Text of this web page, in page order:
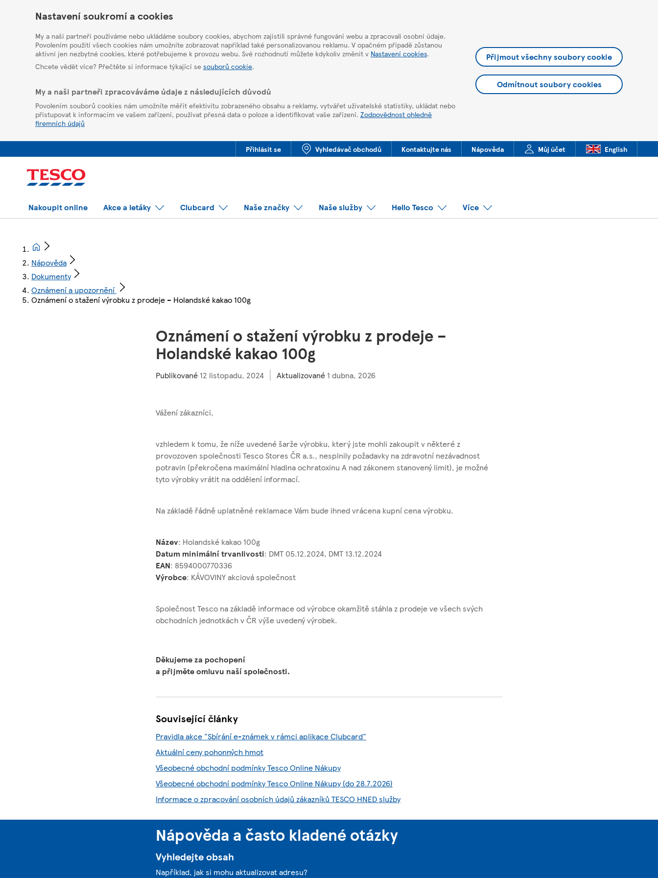
HelpPage
Nastavení soukromí a cookies
My a naši partneři používáme nebo ukládáme soubory cookies, abychom zajistili správné fungování webu a zpracovali osobní údaje.
Povolením použití všech cookies nám umožníte zobrazovat například také personalizovanou reklamu. V opačném případě zůstanou
aktivní jen nezbytné cookies, které potřebujeme k provozu webu. Své rozhodnutí můžete kdykoliv změnit v Nastavení cookies.
Chcete vědět více? Přečtěte si informace týkající se souborů cookie.
My a naši partneři zpracováváme údaje z následujících důvodů
Povolením souborů cookies nám umožníte měřit efektivitu zobrazeného obsahu a reklamy, vytvářet uživatelské statistiky, ukládat nebo
přistupovat k informacím ve vašem zařízení, používat přesná data o poloze a identifikovat vaše zařízení. Zodpovědnost ohledně
firemních údajů
Přijmout všechny soubory cookie
Odmítnout soubory cookies
Přihlásit se Vyhledávač obchodů Kontaktujte nás Nápověda Můj účet English
Nakoupit online Akce a letáky Clubcard Naše značky Naše služby Hello Tesco Více
Nápověda
Dokumenty
Oznámení a upozornění
Oznámení o stažení výrobku z prodeje – Holandské kakao 100g
Oznámení o stažení výrobku z prodeje –
Holandské kakao 100g
Publikované 12 listopadu, 2024 Aktualizované 1 dubna, 2026
Vážení zákazníci,
vzhledem k tomu, že níže uvedené šarže výrobku, který jste mohli zakoupit v některé z
provozoven společnosti Tesco Stores ČR a.s., nesplnily požadavky na zdravotní nezávadnost
potravin (překročena maximální hladina ochratoxinu A nad zákonem stanovený limit), je možné
tyto výrobky vrátit na oddělení informací.
Na základě řádně uplatněné reklamace Vám bude ihned vrácena kupní cena výrobku.
Název: Holandské kakao 100g
Datum minimální trvanlivosti: DMT 05.12.2024, DMT 13.12.2024
EAN: 8594000770336
Výrobce: KÁVOVINY akciová společnost
Společnost Tesco na základě informace od výrobce okamžitě stáhla z prodeje ve všech svých
obchodních jednotkách v ČR výše uvedený výrobek.
Děkujeme za pochopení
a přijměte omluvu naší společnosti.
Související články
Pravidla akce "Sbírání e-známek v rámci aplikace Clubcard"
Aktuální ceny pohonných hmot
Všeobecné obchodní podmínky Tesco Online Nákupy
Všeobecné obchodní podmínky Tesco Online Nákupy (do 28.7.2026)
Informace o zpracování osobních údajů zákazníků TESCO HNED služby
Nápověda a často kladené otázky
Vyhledejte obsah
Například, jak si mohu aktualizovat adresu?